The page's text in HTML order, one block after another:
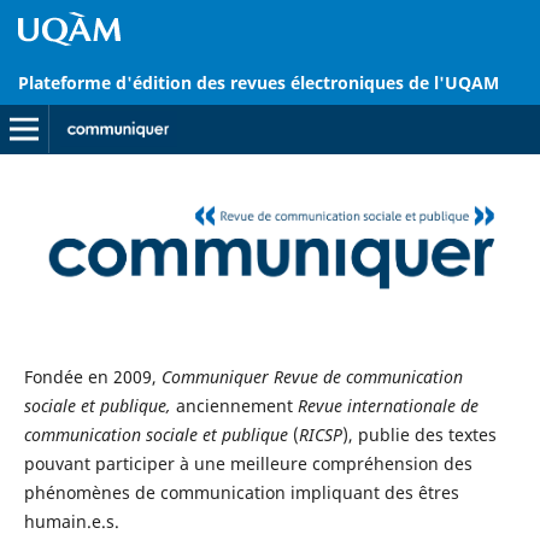
Plateforme d'édition des revues électroniques de l'UQAM
Fondée en 2009, Communiquer Revue de communication
sociale et publique, anciennement Revue internationale de
communication sociale et publique(RICSP), publie des textes
pouvant participer à une meilleure compréhension des
phénomènes de communication impliquant des êtres
humain.e.s.